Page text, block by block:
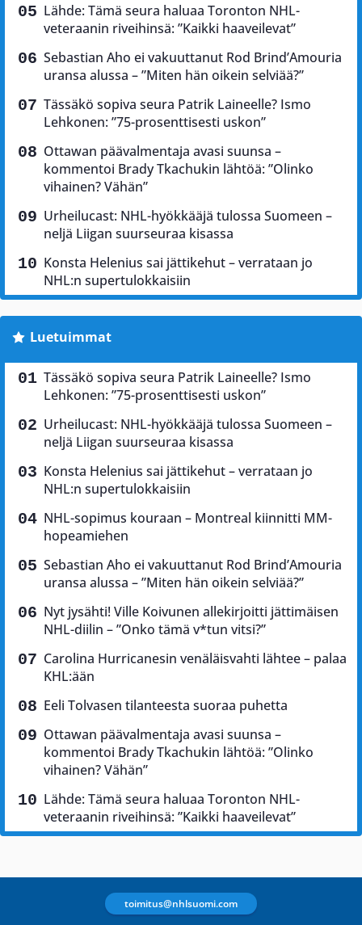
Lähde: Tämä seura haluaa Toronton NHL-
veteraanin riveihinsä: ”Kaikki haaveilevat”
Sebastian Aho ei vakuuttanut Rod Brind’Amouria
uransa alussa – ”Miten hän oikein selviää?”
Tässäkö sopiva seura Patrik Laineelle? Ismo
Lehkonen: ”75-prosenttisesti uskon”
Ottawan päävalmentaja avasi suunsa –
kommentoi Brady Tkachukin lähtöä: ”Olinko
vihainen? Vähän”
Urheilucast: NHL-hyökkääjä tulossa Suomeen –
neljä Liigan suurseuraa kisassa
Konsta Helenius sai jättikehut – verrataan jo
NHL:n supertulokkaisiin
Luetuimmat
Tässäkö sopiva seura Patrik Laineelle? Ismo
Lehkonen: ”75-prosenttisesti uskon”
Urheilucast: NHL-hyökkääjä tulossa Suomeen –
neljä Liigan suurseuraa kisassa
Konsta Helenius sai jättikehut – verrataan jo
NHL:n supertulokkaisiin
NHL-sopimus kouraan – Montreal kiinnitti MM-
hopeamiehen
Sebastian Aho ei vakuuttanut Rod Brind’Amouria
uransa alussa – ”Miten hän oikein selviää?”
Nyt jysähti! Ville Koivunen allekirjoitti jättimäisen
NHL-diilin – ”Onko tämä v*tun vitsi?”
Carolina Hurricanesin venäläisvahti lähtee – palaa
KHL:ään
Eeli Tolvasen tilanteesta suoraa puhetta
Ottawan päävalmentaja avasi suunsa –
kommentoi Brady Tkachukin lähtöä: ”Olinko
vihainen? Vähän”
Lähde: Tämä seura haluaa Toronton NHL-
veteraanin riveihinsä: ”Kaikki haaveilevat”
toimitus@nhlsuomi.com